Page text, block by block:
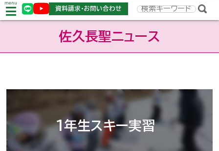
menu
資料請求・お問い合わせ
佐久長聖ニュース
1年生スキー実習